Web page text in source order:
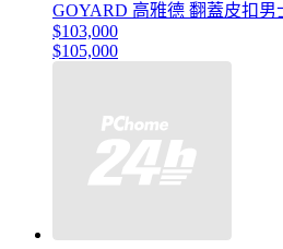
GOYARD 高雅德 翻蓋皮扣男
$103,000
$105,000